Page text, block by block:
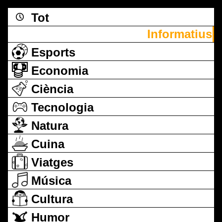
Tot
Informatius
Esports
Economia
Ciència
Tecnologia
Natura
Cuina
Viatges
Música
Cultura
Humor